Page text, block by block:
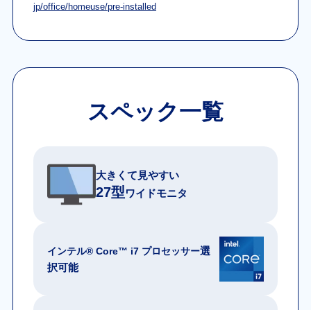
jp/office/homeuse/pre-installed
スペック一覧
大きくて見やすい
27型ワイドモニタ
インテル® Core™ i7 プロセッサー選
択可能